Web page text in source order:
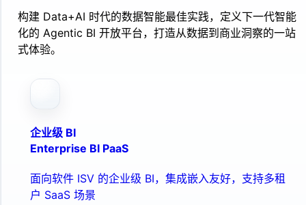
构建 Data+AI 时代的数据智能最佳实践，定义下一代智能
化的 Agentic BI 开放平台，打造从数据到商业洞察的一站
式体验。
企业级 BI
Enterprise BI PaaS
面向软件 ISV 的企业级 BI，集成嵌入友好，支持多租
户 SaaS 场景